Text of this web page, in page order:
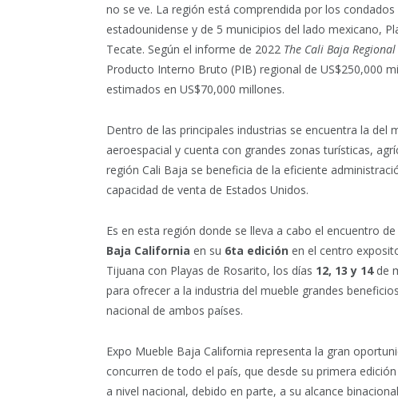
no se ve. La región está comprendida por los
estadounidense y de 5 municipios del lado mexicano,
Tecate. Según el informe de 2022 The Cali Baja
Producto Interno Bruto (PIB) regional de US$250,000
estimados en US$70,000 millones.
Dentro de las principales industrias se encuentra la del
aeroespacial y cuenta con grandes zonas turísticas,
región Cali Baja se beneficia de la eficiente
capacidad de venta de Estados Unidos.
Es en esta región donde se lleva a cabo el encuentro
Baja California en su 6ta edición en el centro
Tijuana con Playas de Rosarito, los días 12, 13 y 14de
para ofrecer a la industria del mueble grandes
nacional de ambos países.
Expo Mueble Baja California representa la gran
concurren de todo el país, que desde su primera
a nivel nacional, debido en parte, a su alcance